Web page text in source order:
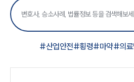
#산업안전#횡령#마약#의